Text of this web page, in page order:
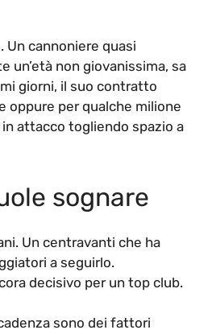
. Un cannoniere quasi
un’età non giovanissima, sa
giorni, il suo contratto
oppure per qualche milione
attacco togliendo spazio a
sognare
Un centravanti che ha
a seguirlo.
decisivo per un top club.
sono dei fattori